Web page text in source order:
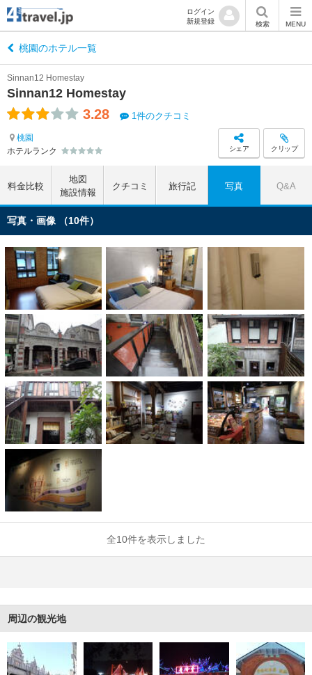
ログイン
新規登録
検索 MENU
桃園のホテル一覧
Sinnan12 Homestay
Sinnan12 Homestay
3.28 1件のクチコミ
桃園
ホテルランク
シェア クリップ
料金比較
地図
施設情報
クチコミ 旅行記 写真 Q&A
写真・画像 （10件）
全10件を表示しました
周辺の観光地